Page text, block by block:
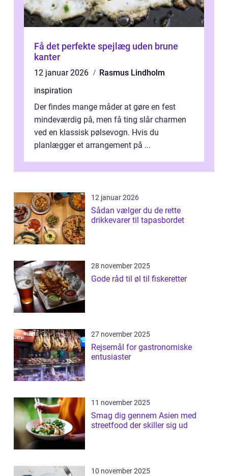
Få det perfekte spejlæg uden brune
kanter
12 januar 2026
Rasmus Lindholm
inspiration
Der findes mange måder at gøre en fest
mindeværdig på, men få ting slår charmen
ved en klassisk pølsevogn. Hvis du
planlægger et arrangement på ...
12 januar 2026
Sådan vælger du de rette
drikkevarer til tapasbordet
28 november 2025
Gode råd til øl til fiskeretter
27 november 2025
Rejsemål for gastronomiske
entusiaster
11 november 2025
Smag dig gennem Asien med
streetfood der skiller sig ud
10 november 2025